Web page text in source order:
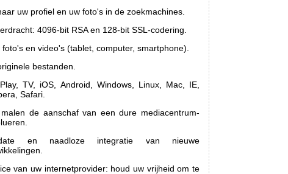
uw profiel en uw foto's in de zoekmachines.
4096-bit RSA en 128-bit SSL-codering.
en video's (tablet, computer, smartphone).
bestanden.
TV, iOS, Android, Windows, Linux, Mac, IE,
Safari.
de aanschaf van een dure mediacentrum-
en naadloze integratie van nieuwe
van uw internetprovider: houd uw vrijheid om te